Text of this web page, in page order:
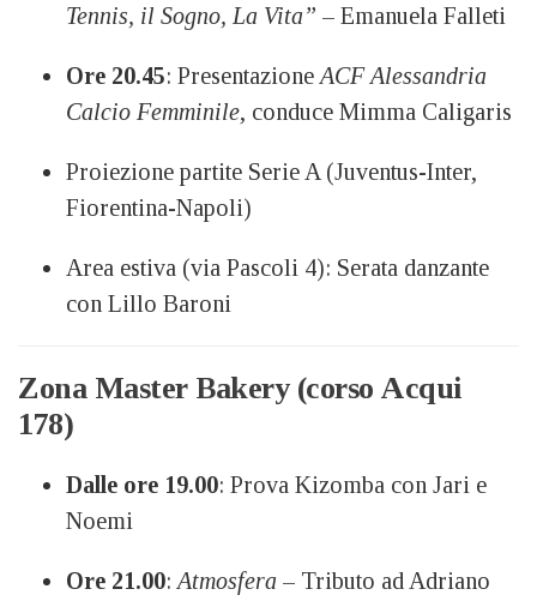
Tennis, il Sogno, La Vita” – Emanuela Falleti
Ore 20.45: Presentazione ACF Alessandria
Calcio Femminile, conduce Mimma Caligaris
Proiezione partite Serie A (Juventus-Inter,
Fiorentina-Napoli)
Area estiva (via Pascoli 4): Serata danzante
con Lillo Baroni
Zona Master Bakery (corso Acqui
178)
Dalle ore 19.00: Prova Kizomba con Jari e
Noemi
Ore 21.00: Atmosfera – Tributo ad Adriano